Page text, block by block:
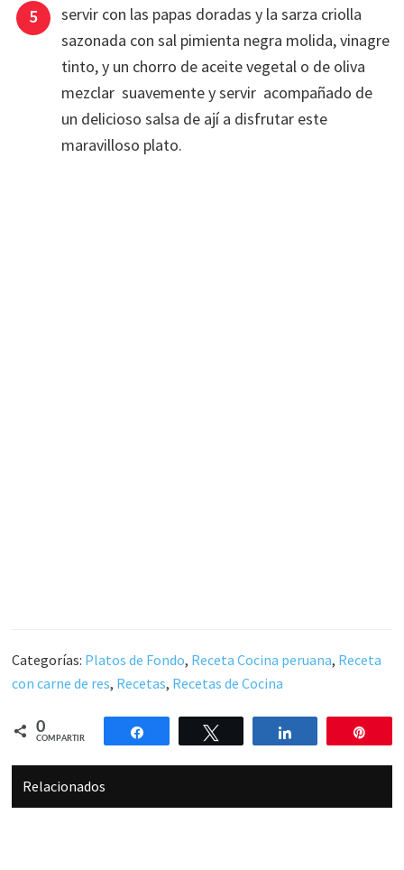
servir con las papas doradas y la sarza criolla
sazonada con sal pimienta negra molida, vinagre
tinto, y un chorro de aceite vegetal o de oliva
mezclar suavemente y servir acompañado de
un delicioso salsa de ají a disfrutar este
maravilloso plato.
Categorías: Platos de Fondo, Receta Cocina peruana, Receta
con carne de res, Recetas, Recetas de Cocina
0
COMPARTIR
Compartir Compartir
Relacionados